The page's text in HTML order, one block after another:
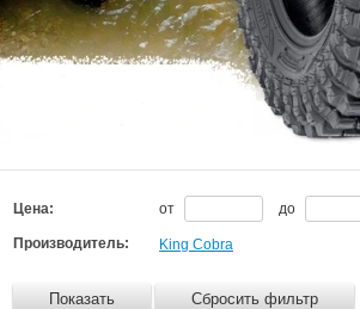
Цена: от до
Производитель: King Cobra
Показать Сбросить фильтр